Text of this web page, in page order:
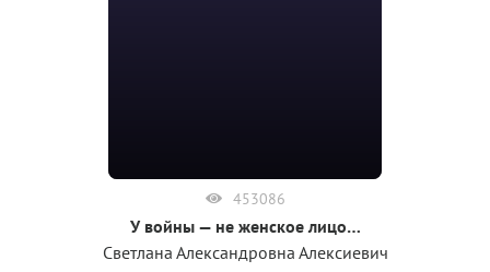
453086
У войны — не женское лицо…
Светлана Александровна Алексиевич